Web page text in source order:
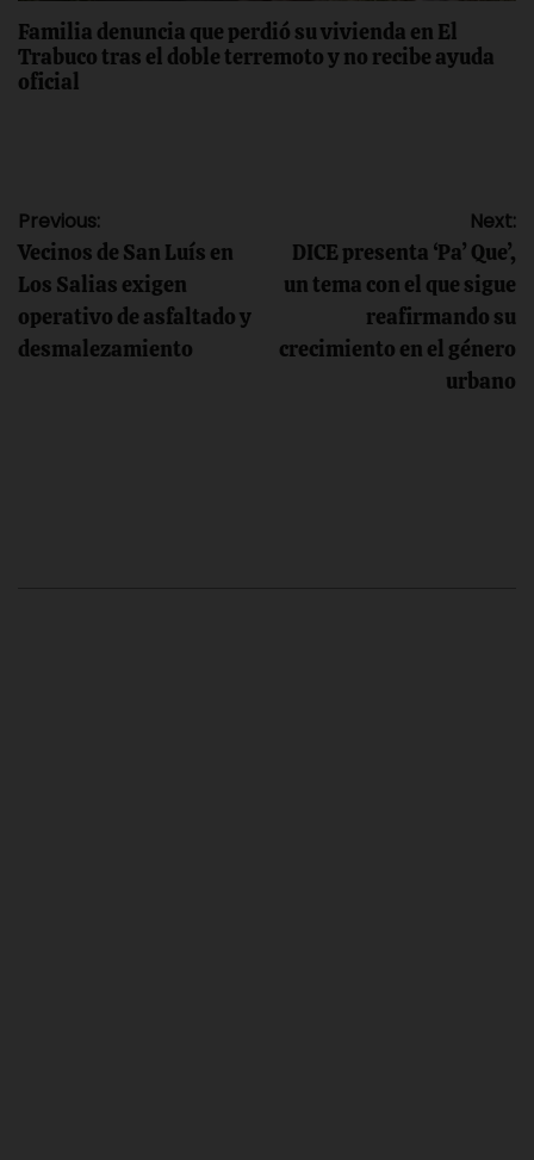
Familia denuncia que perdió su vivienda en El
Trabuco tras el doble terremoto y no recibe ayuda
oficial
Navegación
de
entradas
Previous:
Vecinos de San Luís en
Los Salias exigen
operativo de asfaltado y
desmalezamiento
Next:
DICE presenta ‘Pa’ Que’,
un tema con el que sigue
reafirmando su
crecimiento en el género
urbano